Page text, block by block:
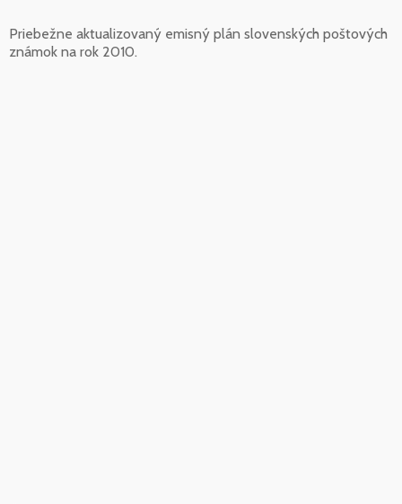
Priebežne aktualizovaný emisný plán slovenských poštových
známok na rok 2010.